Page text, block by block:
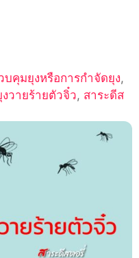
บคุมยุงหรือการกำจัดยุง,
งวายร้ายตัวจิ๋ว, สาระดีส